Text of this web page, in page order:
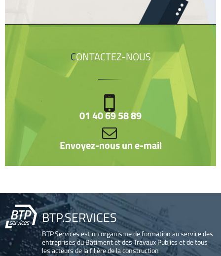
CONTACTEZ-NOUS
01 40 69 58 89
Envoyez-nous un e-mail
BTP.SERVICES
BTP.Services est un organisme de formation au service des
entreprises du Bâtiment et des Travaux Publics et de tous
les acteurs de la filière de la construction